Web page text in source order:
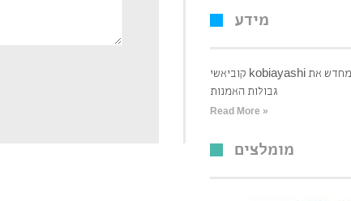
מידע
קוביאשי kobiayashi החזון הגרפי שמגדיר מחדש את
גבולות האמנות
Read More »
מומלצים